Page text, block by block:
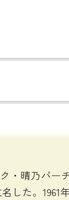
・晴乃パー
した。1961